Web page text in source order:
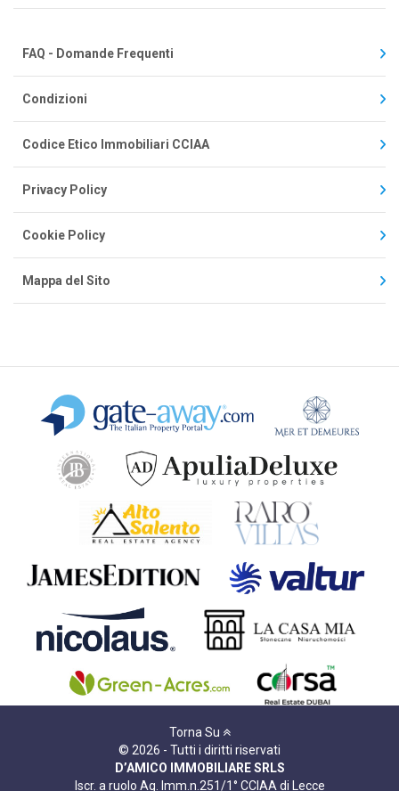
FAQ - Domande Frequenti
Condizioni
Codice Etico Immobiliari CCIAA
Privacy Policy
Cookie Policy
Mappa del Sito
Torna Su
© 2026 - Tutti i diritti riservati
D’AMICO IMMOBILIARE SRLS
Iscr. a ruolo Ag. Imm.n.251/1° CCIAA di Lecce